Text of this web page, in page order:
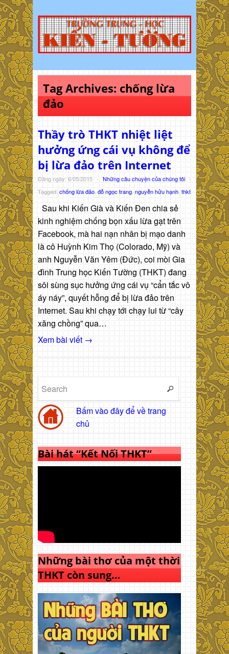
Tag Archives: chống lừa
đảo
Thầy trò THKT nhiệt liệt
hưởng ứng cái vụ không để
bị lừa đảo trên Internet
Đăng ngày: 6/05/2015 - Những câu chuyện của chúng tôi -
Tagged: chống lừa đảo đỗ ngọc trang nguyễn hửu hạnh thkt
Sau khi Kiến Già và Kiến Đen chia sẻ
kinh nghiệm chống bọn xấu lừa gạt trên
Facebook, mà hai nạn nhân bị mạo danh
là cô Huỳnh Kim Thọ (Colorado, Mỹ) và
anh Nguyễn Văn Yêm (Đức), coi mòi Gia
đình Trung học Kiến Tường (THKT) đang
sôi sùng sục hưởng ứng cái vụ “cẩn tắc vô
áy náy”, quyết hỗng để bị lừa đảo trên
Internet. Sau khi chạy tới chạy lui từ “cây
xăng chồng” qua…
Xem bài viết →
Bấm vào đây để về trang
chủ
Bài hát “Kết Nối THKT”
Những bài thơ của một thời
THKT còn sung…